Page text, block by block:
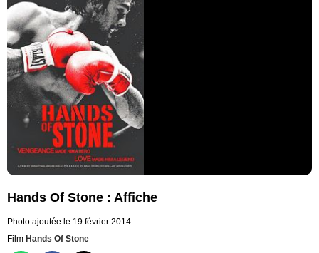
Hands Of Stone : Affiche
Photo ajoutée le 19 février 2014
Film Hands Of Stone